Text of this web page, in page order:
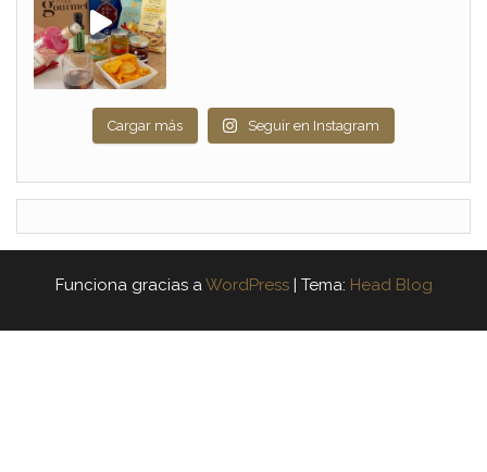
Cargar más Seguir en Instagram
Funciona gracias aWordPress | Tema: Head Blog